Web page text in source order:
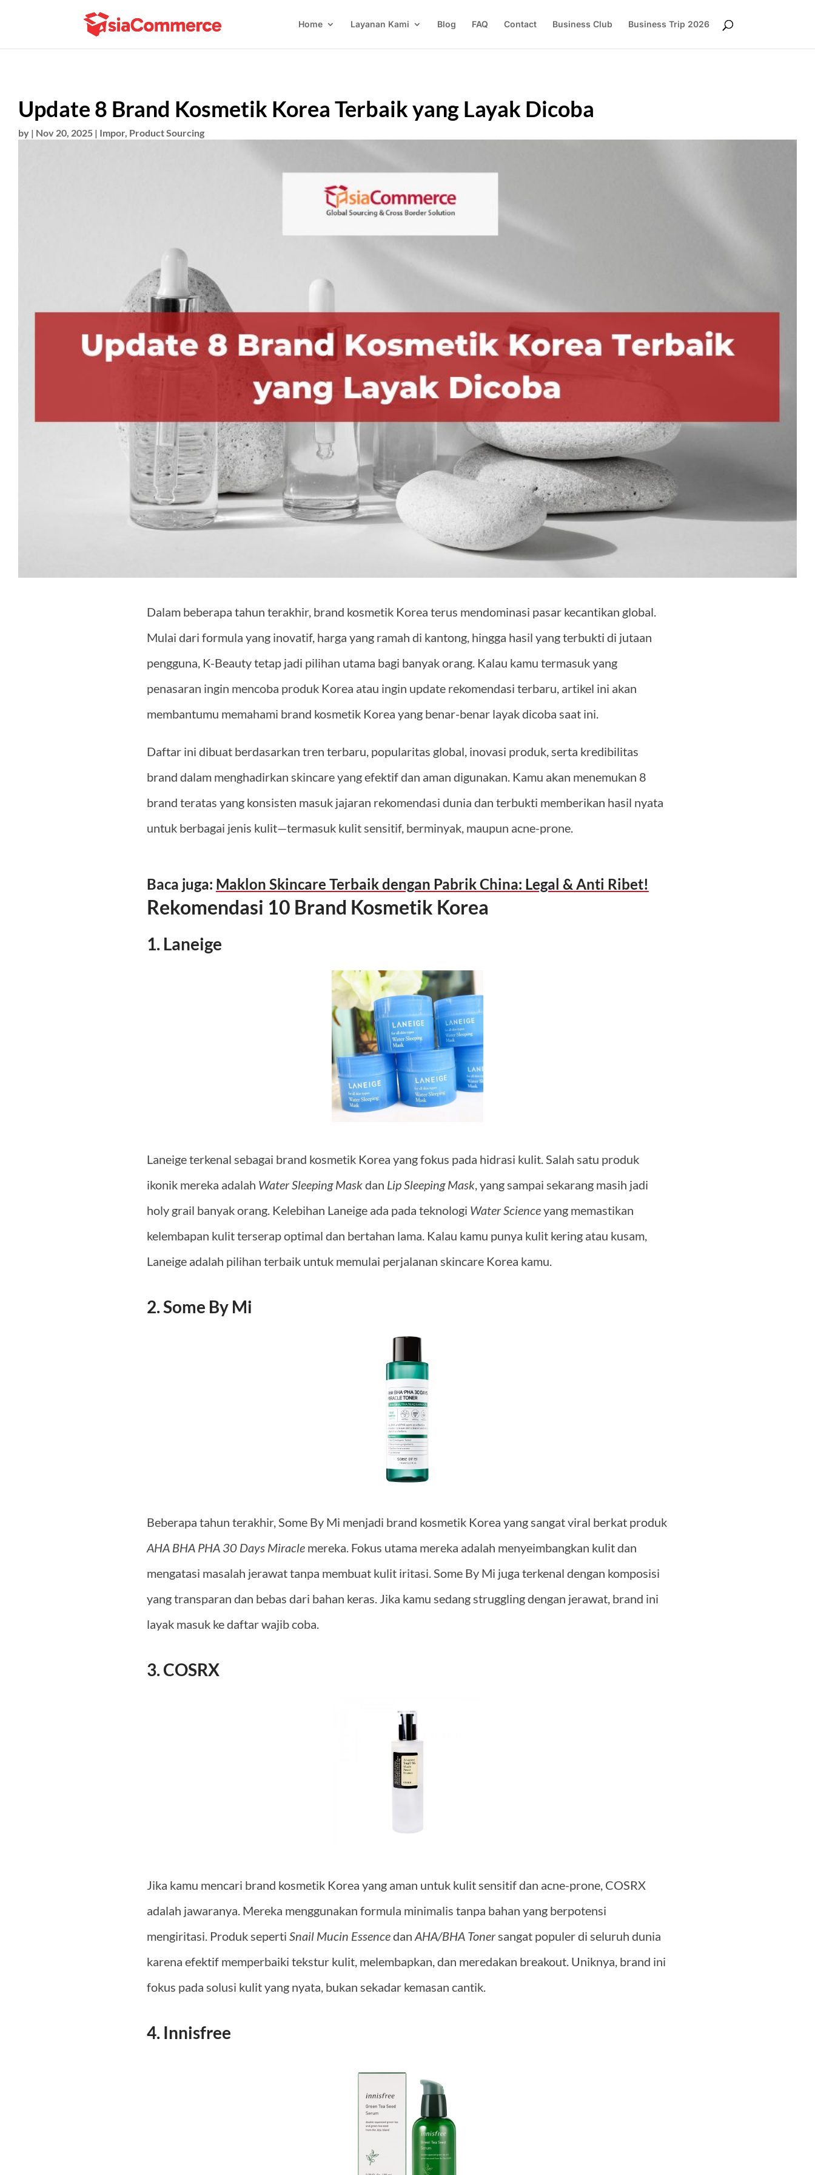
Home Layanan Kami Blog FAQ Contact Business Club Business Trip 2026
Update 8 Brand Kosmetik Korea Terbaik yang Layak Dicoba
by | Nov 20, 2025 | Impor, Product Sourcing
Dalam beberapa tahun terakhir, brand kosmetik Korea terus mendominasi pasar kecantikan global.
Mulai dari formula yang inovatif, harga yang ramah di kantong, hingga hasil yang terbukti di jutaan
pengguna, K-Beauty tetap jadi pilihan utama bagi banyak orang. Kalau kamu termasuk yang
penasaran ingin mencoba produk Korea atau ingin update rekomendasi terbaru, artikel ini akan
membantumu memahami brand kosmetik Korea yang benar-benar layak dicoba saat ini.
Daftar ini dibuat berdasarkan tren terbaru, popularitas global, inovasi produk, serta kredibilitas
brand dalam menghadirkan skincare yang efektif dan aman digunakan. Kamu akan menemukan 8
brand teratas yang konsisten masuk jajaran rekomendasi dunia dan terbukti memberikan hasil nyata
untuk berbagai jenis kulit—termasuk kulit sensitif, berminyak, maupun acne-prone.
Baca juga: Maklon Skincare Terbaik dengan Pabrik China: Legal & Anti Ribet!
Rekomendasi 10 Brand Kosmetik Korea
1. Laneige
Laneige terkenal sebagai brand kosmetik Korea yang fokus pada hidrasi kulit. Salah satu produk
ikonik mereka adalah Water Sleeping Maskdan Lip Sleeping Mask, yang sampai sekarang masih jadi
holy grail banyak orang. Kelebihan Laneige ada pada teknologi Water Scienceyang memastikan
kelembapan kulit terserap optimal dan bertahan lama. Kalau kamu punya kulit kering atau kusam,
Laneige adalah pilihan terbaik untuk memulai perjalanan skincare Korea kamu.
2. Some By Mi
Beberapa tahun terakhir, Some By Mi menjadi brand kosmetik Korea yang sangat viral berkat produk
AHA BHA PHA 30 Days Miraclemereka. Fokus utama mereka adalah menyeimbangkan kulit dan
mengatasi masalah jerawat tanpa membuat kulit iritasi. Some By Mi juga terkenal dengan komposisi
yang transparan dan bebas dari bahan keras. Jika kamu sedang struggling dengan jerawat, brand ini
layak masuk ke daftar wajib coba.
3. COSRX
Jika kamu mencari brand kosmetik Korea yang aman untuk kulit sensitif dan acne-prone, COSRX
adalah jawaranya. Mereka menggunakan formula minimalis tanpa bahan yang berpotensi
mengiritasi. Produk seperti Snail Mucin Essencedan AHA/BHA Tonersangat populer di seluruh dunia
karena efektif memperbaiki tekstur kulit, melembapkan, dan meredakan breakout. Uniknya, brand ini
fokus pada solusi kulit yang nyata, bukan sekadar kemasan cantik.
4. Innisfree